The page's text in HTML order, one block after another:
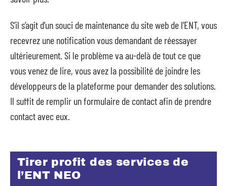
S’il s’agit d’un souci de maintenance du site web de l’ENT, vous
recevrez une notification vous demandant de réessayer
ultérieurement. Si le problème va au-delà de tout ce que
vous venez de lire, vous avez la possibilité de joindre les
développeurs de la plateforme pour demander des solutions.
Il suffit de remplir un formulaire de contact afin de prendre
contact avec eux.
Tirer profit des services de
l’ENT NEO